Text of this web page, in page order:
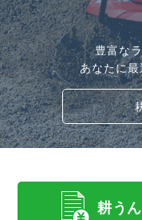
豊富な
あなたに
耕う